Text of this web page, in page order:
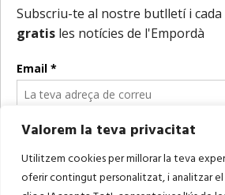
Valorem la teva privacitat
Utilitzem cookies per millorar la teva
oferir contingut personalitzat, i analitzar